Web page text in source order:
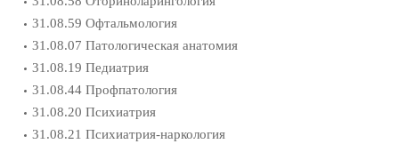
31.08.59 Офтальмология
31.08.07 Патологическая анатомия
31.08.19 Педиатрия
31.08.44 Профпатология
31.08.20 Психиатрия
31.08.21 Психиатрия-наркология